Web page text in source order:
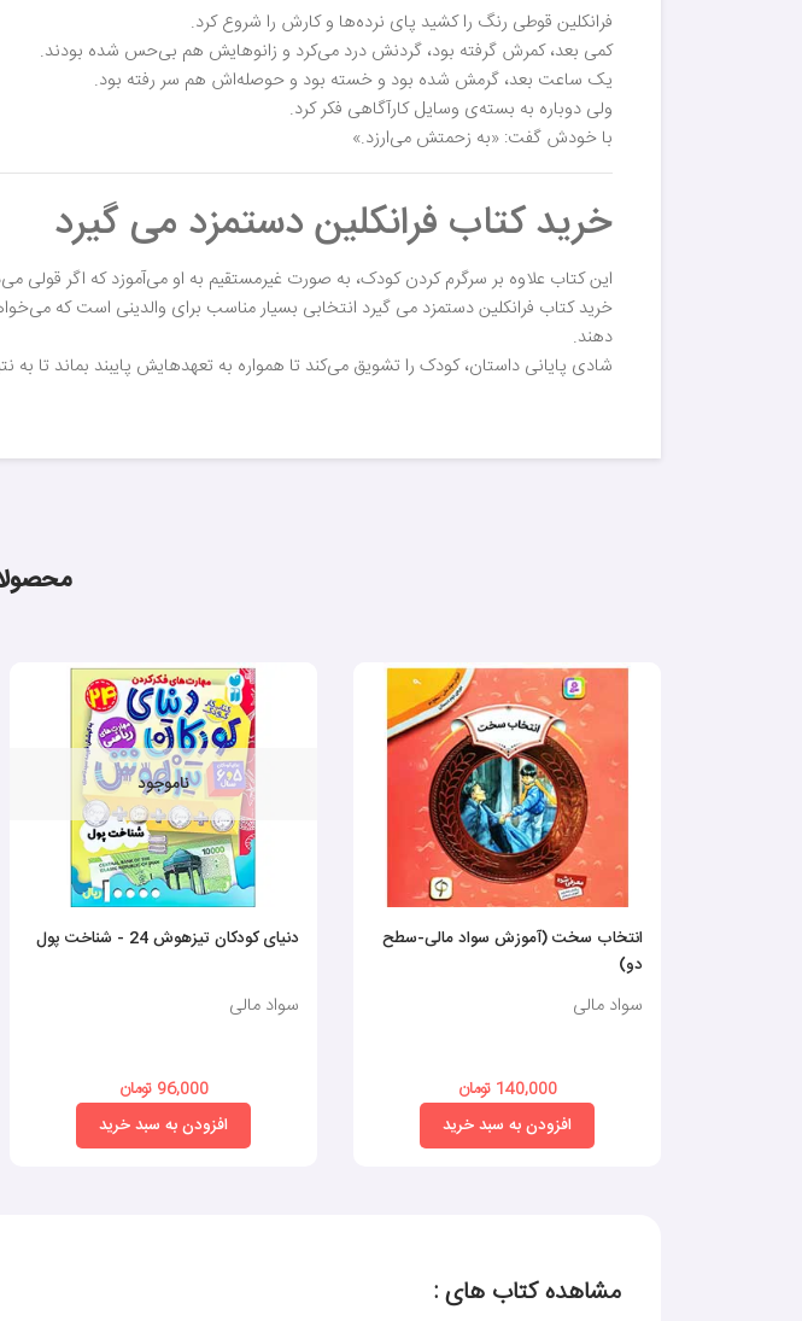
فرانکلین قوطی رنگ را کشید پای نرده‌ها و کارش را شروع کرد.
کمی بعد، کمرش گرفته بود، گردنش درد می‌کرد و زانوهایش هم بی‌حس شده بودند.
یک ساعت بعد، گرمش شده بود و خسته بود و حوصله‌اش هم سر رفته بود.
ولی دوباره به بسته‌ی وسایل کارآگاهی فکر کرد.
با خودش گفت: «به زحمتش می‌ارزد.»
خرید کتاب فرانکلین دستمزد می گیرد
این کتاب علاوه بر سرگرم کردن کودک، به صورت غیرمستقیم به او می‌آموزد که اگر قولی
خرید کتاب فرانکلین دستمزد می گیرد انتخابی بسیار مناسب برای والدینی است که
دهند.
شادی پایانی داستان، کودک را تشویق می‌کند تا همواره به تعهدهایش پایبند بماند تا
انتخاب سخت (آموزش سواد مالی-سطح
دو)
سواد مالی
140,000 تومان
افزودن به سبد خرید
ناموجود
دنیای کودکان تیزهوش 24 - شناخت پول
سواد مالی
96,000 تومان
افزودن به سبد خرید
مشاهده کتاب های :